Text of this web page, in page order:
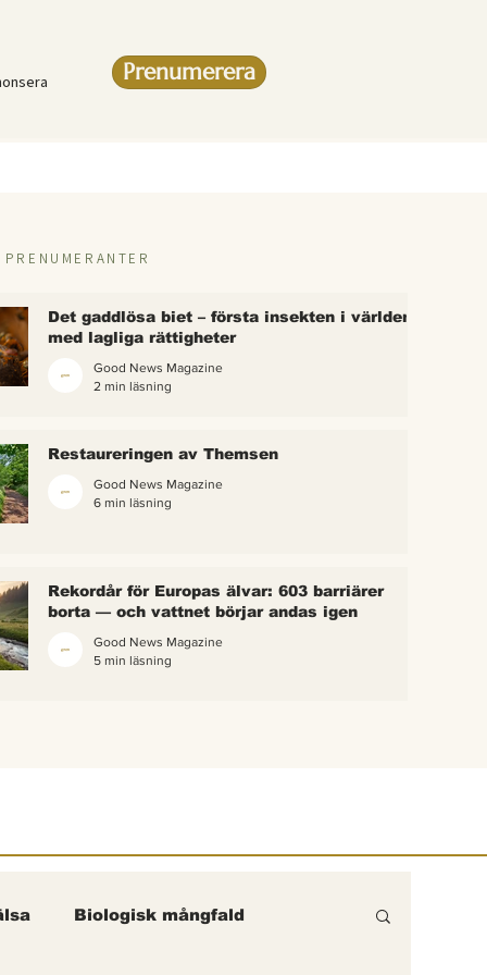
Prenumerera
–
i
gick
Det gaddlösa biet – första insekten i världen
med lagliga rättigheter
Good News Magazine
2 min läsning
Restaureringen av Themsen
Good News Magazine
6 min läsning
Rekordår för Europas älvar: 603 barriärer
borta — och vattnet börjar andas igen
Good News Magazine
5 min läsning
Biologisk mångfald